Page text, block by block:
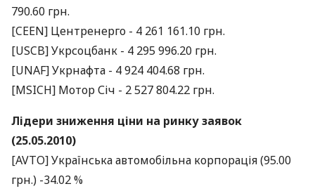
790.60 грн.
[CEEN] Центренерго - 4 261 161.10 грн.
[USCB] Укрсоцбанк - 4 295 996.20 грн.
[UNAF] Укрнафта - 4 924 404.68 грн.
[MSICH] Мотор Січ - 2 527 804.22 грн.
Лідери зниження ціни на ринку заявок
(25.05.2010)
[AVTO] Українська автомобільна корпорація (95.00
грн.) -34.02 %